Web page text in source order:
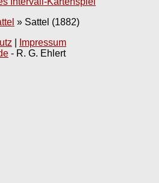
» Sattel (1882)
Impressum
- R. G. Ehlert